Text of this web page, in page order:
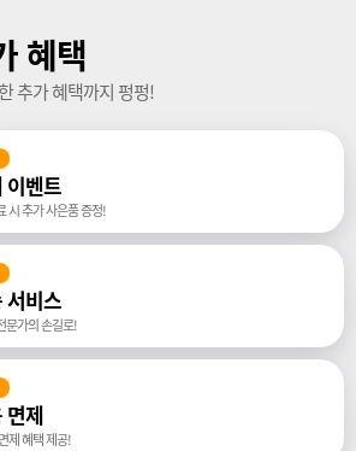
혜택
추가 혜택까지 펑펑!
이벤트
시 추가 사은품 증정!
서비스
문가의 손길로!
면제
제 혜택 제공!